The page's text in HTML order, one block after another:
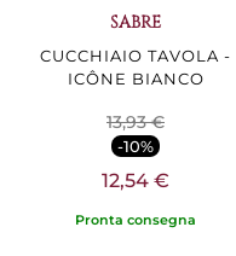
SABRE
CUCCHIAIO TAVOLA -
ICÔNE BIANCO
13,93 €
-10%
12,54 €
Pronta consegna